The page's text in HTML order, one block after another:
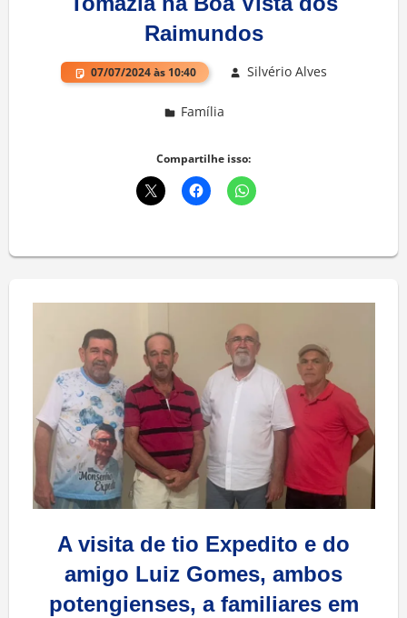
Raimundos
07/07/2024 às 10:40 Silvério Alves
Família
Compartilhe isso:
A visita de tio Expedito e do
amigo Luiz Gomes, ambos
potengienses, a familiares em